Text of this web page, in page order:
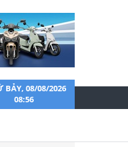
BẢY, 08/08/2026
08:56